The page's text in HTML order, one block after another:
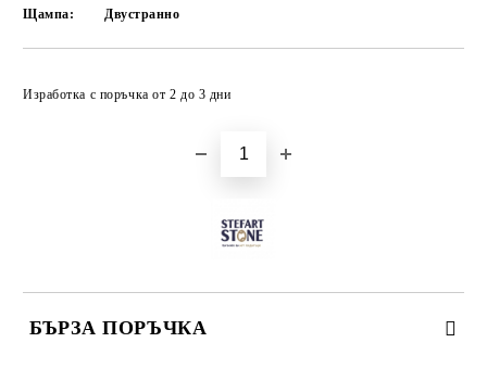
Щампа:
Двустранно
Изработка с поръчка от 2 до 3 дни
БЪРЗА ПОРЪЧКА